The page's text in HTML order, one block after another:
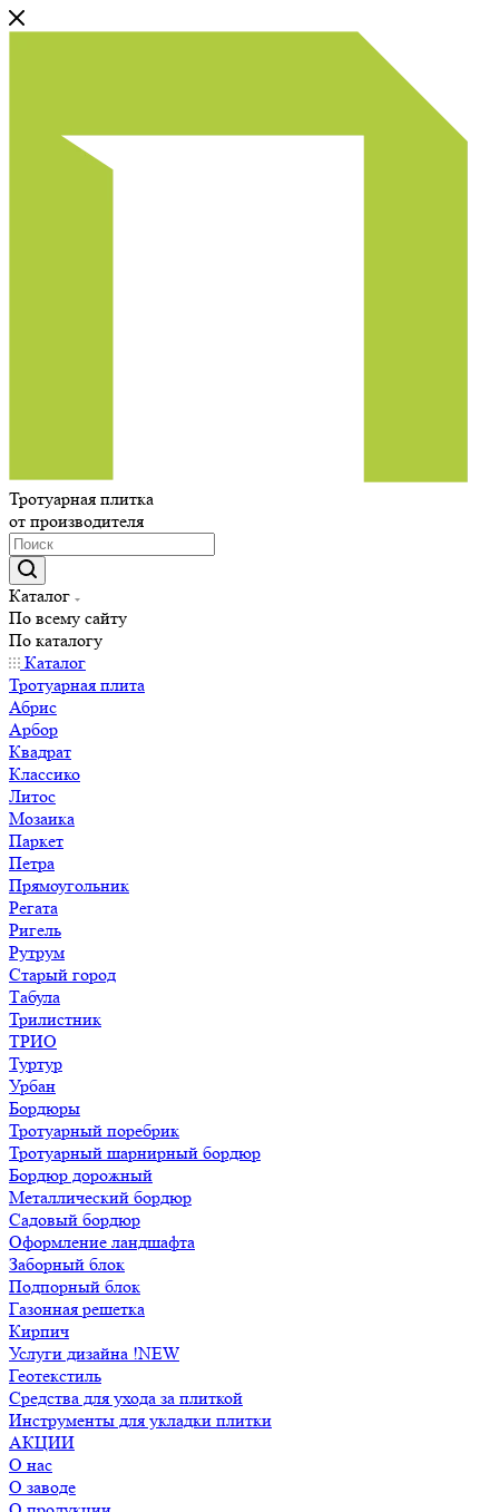
Тротуарная плитка
от производителя
Каталог
По всему сайту
По каталогу
Каталог
Тротуарная плита
Абрис
Арбор
Квадрат
Классико
Литос
Мозаика
Паркет
Петра
Прямоугольник
Регата
Ригель
Рутрум
Старый город
Табула
Трилистник
ТРИО
Туртур
Урбан
Бордюры
Тротуарный поребрик
Тротуарный шарнирный бордюр
Бордюр дорожный
Металлический бордюр
Садовый бордюр
Оформление ландшафта
Заборный блок
Подпорный блок
Газонная решетка
Кирпич
Услуги дизайна !NEW
Геотекстиль
Средства для ухода за плиткой
Инструменты для укладки плитки
АКЦИИ
О нас
О заводе